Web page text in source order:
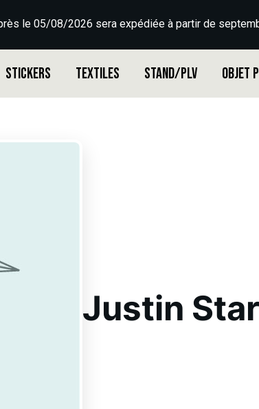
le 05/08/2026 sera expédiée à partir de
Stickers Textiles Stand/PLV Objet
Justin